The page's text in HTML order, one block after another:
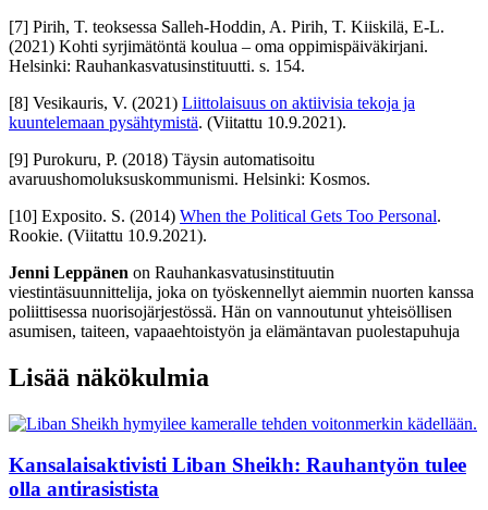
[7] Pirih, T. teoksessa Salleh-Hoddin, A. Pirih, T. Kiiskilä, E-L.
(2021) Kohti syrjimätöntä koulua – oma oppimispäiväkirjani.
Helsinki: Rauhankasvatusinstituutti. s. 154.
[8] Vesikauris, V. (2021) Liittolaisuus on aktiivisia tekoja ja
kuuntelemaan pysähtymistä. (Viitattu 10.9.2021).
[9] Purokuru, P. (2018) Täysin automatisoitu
avaruushomoluksuskommunismi. Helsinki: Kosmos.
[10] Exposito. S. (2014) When the Political Gets Too Personal.
Rookie. (Viitattu 10.9.2021).
Jenni Leppänen on Rauhankasvatusinstituutin
viestintäsuunnittelija, joka on työskennellyt aiemmin nuorten kanssa
poliittisessa nuorisojärjestössä. Hän on vannoutunut yhteisöllisen
asumisen, taiteen, vapaaehtoistyön ja elämäntavan puolestapuhuja
Lisää näkökulmia
Kansalaisaktivisti Liban Sheikh: Rauhantyön tulee
olla antirasistista